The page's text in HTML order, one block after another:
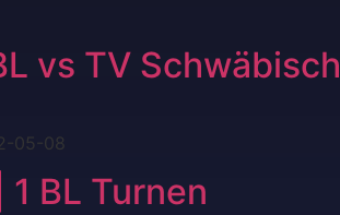
vs TV Schwäbisch
05-08
BL Turnen